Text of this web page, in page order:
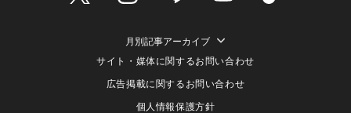
月別記事アーカイブ
サイト・媒体に関するお問い合わせ
広告掲載に関するお問い合わせ
個人情報保護方針